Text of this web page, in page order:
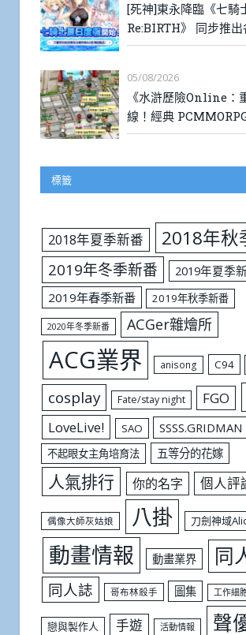
[死神]東永降臨《七騎
Re:BIRTH》 同步推
05/08/2026
《水滸歷險Online：
線！經典
標籤
2018年夏季新番 2018年秋
2019年冬季新番
2019年夏季
2019年春季新番
2019年秋季新番
2020年冬季新番 ACGer雜燴所
ACG業界 anisong C94
cosplay Fate/stay night FGO
LoveLive! SAO SSSS.GRIDMAN
不起眼女主角培育法 五等分的花嫁
人氣排行 你的名字 個人評
偶像大師灰姑娘 八掛 刀劍神域
動畫情報 動畫業界 同
同人誌 哥布林殺手 圖集 工作細
戀與製作人 手遊 活動情報 聲